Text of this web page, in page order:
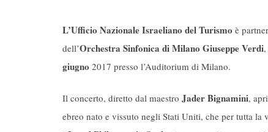
L’Ufficio Nazionale Israeliano del Turismo è
dell’Orchestra Sinfonica di Milano Giuseppe Verdi
giugno 2017 presso l’Auditorium di Milano.
Il concerto, diretto dal maestro Jader Bignamini,
ebreo nato e vissuto negli Stati Uniti, che per tutta la